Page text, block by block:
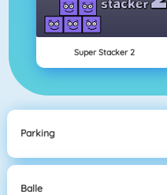
Super Stacker 2
Parking
Balle